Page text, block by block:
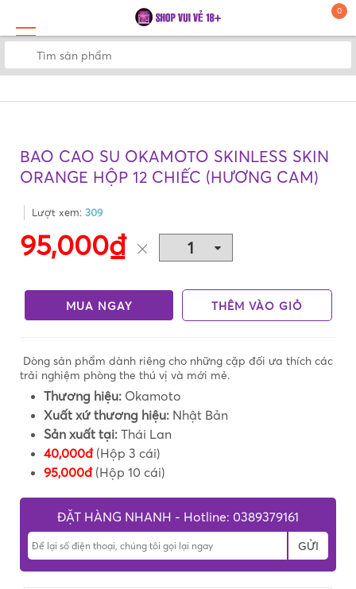
0
BAO CAO SU OKAMOTO SKINLESS SKIN
ORANGE HỘP 12 CHIẾC (HƯƠNG CAM)
Lượt xem: 309
95,000₫
MUA NGAY THÊM VÀO GIỎ
Dòng sản phẩm dành riêng cho những cặp đối ưa thích các
trải nghiệm phòng the thú vị và mới mẻ.
Thương hiệu: Okamoto
Xuất xứ thương hiệu: Nhật Bản
Sản xuất tại: Thái Lan
40,000đ(Hộp 3 cái)
95,000đ(Hộp 10 cái)
ĐẶT HÀNG NHANH - Hotline: 0389379161
GỬI